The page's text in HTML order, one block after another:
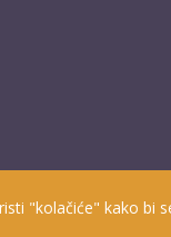
| 2019 © Smještaj u
"kolačiće" kako bi